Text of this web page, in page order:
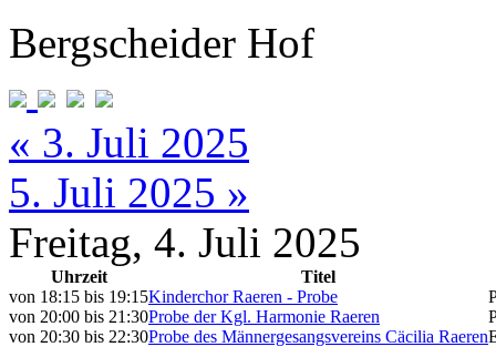
Bergscheider Hof
« 3. Juli 2025
5. Juli 2025 »
Freitag, 4. Juli 2025
Uhrzeit
Titel
von 18:15 bis 19:15Kinderchor Raeren - Probe
von 20:00 bis 21:30Probe der Kgl. Harmonie Raeren
von 20:30 bis 22:30Probe des Männergesangsvereins Cäcilia Raeren